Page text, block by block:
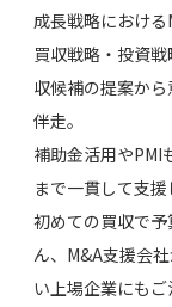
成長戦略における
買収戦略・投資
収候補の提案か
伴走。
補助金活用やPMI
まで一貫して支援
初めての買収で
ん、M&A支援会
い上場企業にもご